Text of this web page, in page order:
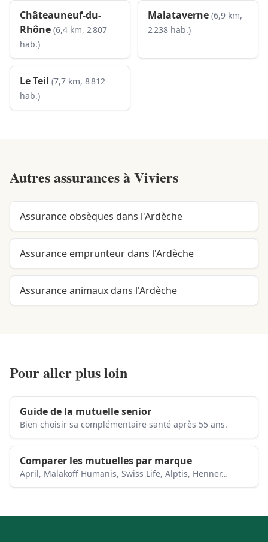
Châteauneuf-du-
Rhône (6,4 km, 2 807
hab.)
Malataverne (6,9 km,
2 238 hab.)
Le Teil (7,7 km, 8 812
hab.)
Autres assurances àViviers
Assurance obsèques dans l'Ardèche
Assurance emprunteur dans l'Ardèche
Assurance animaux dans l'Ardèche
Pour aller plus loin
Guide de la mutuelle senior
Bien choisir sa complémentaire santé après 55 ans.
Comparer les mutuelles par marque
April, Malakoff Humanis, Swiss Life, Alptis, Henner…